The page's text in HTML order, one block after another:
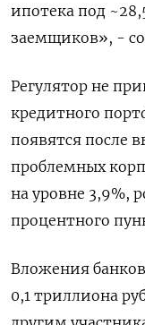
ипотека под
заемщиков», -
Регулятор не
кредитного
появятся после
проблемных
на уровне 3,9%,
процентного
Вложения
0,1 триллиона